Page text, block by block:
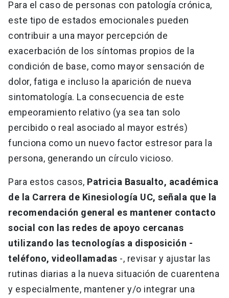
Para el caso de personas con patología crónica,
este tipo de estados emocionales pueden
contribuir a una mayor percepción de
exacerbación de los síntomas propios de la
condición de base, como mayor sensación de
dolor, fatiga e incluso la aparición de nueva
sintomatología. La consecuencia de este
empeoramiento relativo (ya sea tan solo
percibido o real asociado al mayor estrés)
funciona como un nuevo factor estresor para la
persona, generando un círculo vicioso.
Para estos casos, Patricia Basualto, académica
de la Carrera de Kinesiología UC, señala que la
recomendación general es mantener contacto
social con las redes de apoyo cercanas
utilizando las tecnologías a disposición -
teléfono, videollamadas -, revisar y ajustar las
rutinas diarias a la nueva situación de cuarentena
y especialmente, mantener y/o integrar una